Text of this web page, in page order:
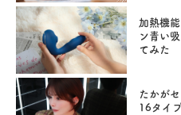
加熱機
ン青い
てみた
たかが
16タイ